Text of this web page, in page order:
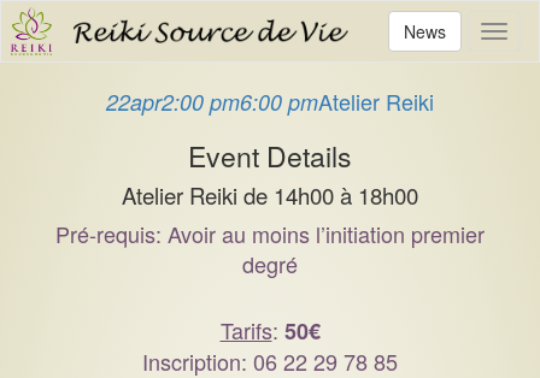
News
22apr2:00 pm6:00 pmAtelier Reiki
Event Details
Atelier Reiki de 14h00 à 18h00
Pré-requis: Avoir au moins l’initiation premier
degré
Tarifs: 50€
Inscription: 06 22 29 78 85